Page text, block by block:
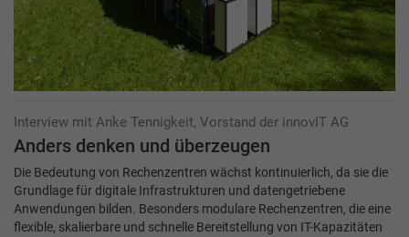
Interview mit Anke Tennigkeit, Vorstand der innovIT AG
Anders denken und überzeugen
Die Bedeutung von Rechenzen­tren wächst kontinuierlich, da sie die
Grundlage für digitale Infrastrukturen und datengetriebene
Anwendungen bilden. Besonders modulare Rechenzentren, die eine
flexible, skalierbare und schnelle Bereitstellung von IT-Kapazitäten